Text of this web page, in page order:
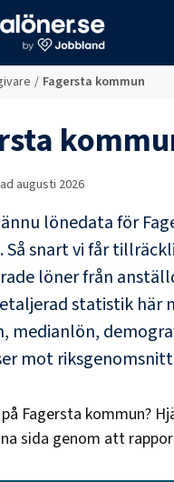
/ Fagersta kommun
augusti 2026
ännu lönedata för
. Så snart vi får
löner från
statistik här
medianlön,
mot
Fagersta kommun?
sida genom att